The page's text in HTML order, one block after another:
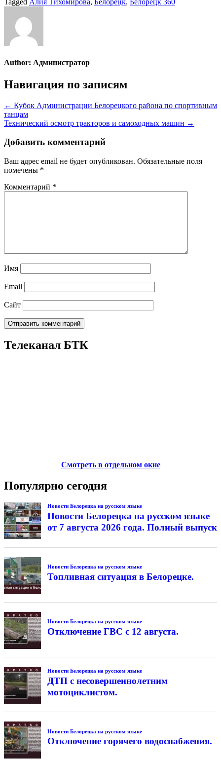
Tagged Алия Тихомирова, Белорецк, Белорецк 360
Author: Администратор
Навигация по записям
← Кубок Администрации Белорецкого района по спортивным
танцам
Технический осмотр тракторов и самоходных машин →
Добавить комментарий
Ваш адрес email не будет опубликован. Обязательные поля
помечены *
Комментарий *
Имя
Email
Сайт
Телеканал БТК
Смотреть в отдельном окне
Популярно сегодня
Новости Белорецка на русском языке
Новости Белорецка на русском языке
от 7 августа 2026 года. Полный выпуск
Новости Белорецка на русском языке
Топливная ситуация в Белорецке.
Новости Белорецка на русском языке
Отключение ГВС с 12 августа.
Новости Белорецка на русском языке
ДТП с несовершеннолетним
мотоциклистом.
Новости Белорецка на русском языке
Отключение горячего водоснабжения.